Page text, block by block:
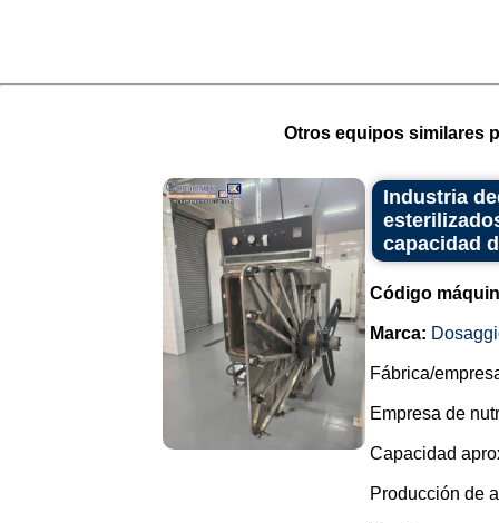
Otros equipos similares
Industria
capacidad
Código
Marca:
Fábrica/
Empresa de
Capacidad
Producción de